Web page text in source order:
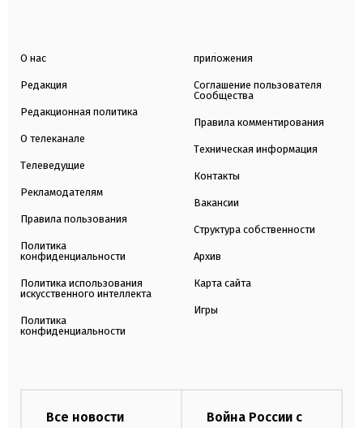
О нас
Редакция
Редакционная политика
О телеканале
Телеведущие
Рекламодателям
Правила пользования
Политика
конфиденциальности
Политика использования
искусственного интеллекта
Политика
конфиденциальности
приложения
Соглашение пользователя
Сообщества
Правила комментирования
Техническая информация
Контакты
Вакансии
Структура собственности
Архив
Карта сайта
Игры
Все новости
Война России с